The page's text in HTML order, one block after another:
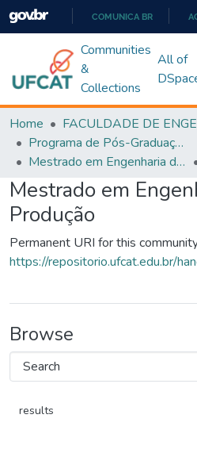
PARA
O
COMUNICA BR
Communities
&
Collections
All of
Home
Programa de Pós-Graduação em Engenharia de Produção (PPGEP)
Mestrado em Engenharia de Produção
Mestrado em
Produção
Permanent URI for this
https://repositorio.ufcat.edu.br/
Browse
results